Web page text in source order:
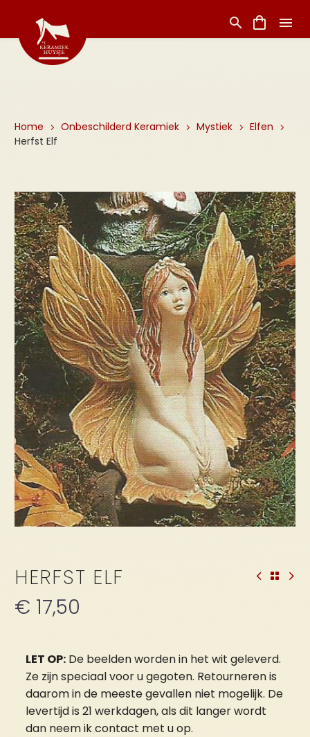
Home Onbeschilderd Keramiek Mystiek
Elfen
Herfst Elf
HERFST ELF
€ 17,50
LET OP: De beelden worden in het wit geleverd.
Ze zijn speciaal voor u gegoten. Retourneren is
daarom in de meeste gevallen niet mogelijk. De
levertijd is 21 werkdagen, als dit langer wordt
dan neem ik contact met u op.